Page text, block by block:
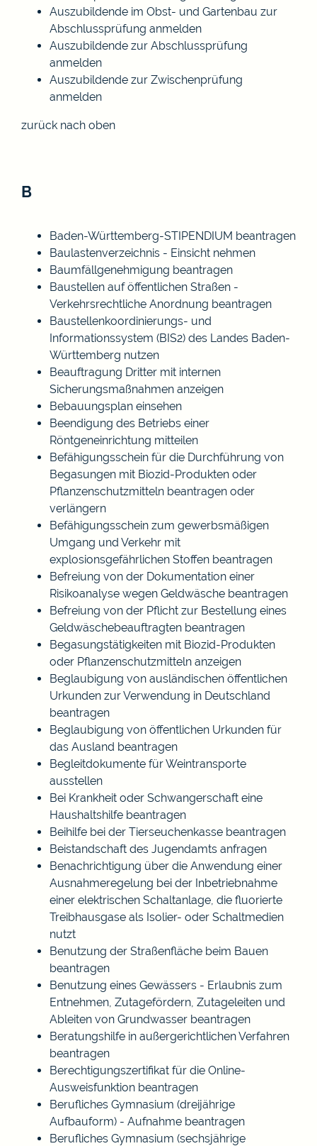
Auszubildende im Obst- und Gartenbau zur
Abschlussprüfung anmelden
Auszubildende zur Abschlussprüfung
anmelden
Auszubildende zur Zwischenprüfung
anmelden
zurück nach oben
B
Baden-Württemberg-STIPENDIUM beantragen
Baulastenverzeichnis - Einsicht nehmen
Baumfällgenehmigung beantragen
Baustellen auf öffentlichen Straßen -
Verkehrsrechtliche Anordnung beantragen
Baustellenkoordinierungs- und
Informationssystem (BIS2) des Landes Baden-
Württemberg nutzen
Beauftragung Dritter mit internen
Sicherungsmaßnahmen anzeigen
Bebauungsplan einsehen
Beendigung des Betriebs einer
Röntgeneinrichtung mitteilen
Befähigungsschein für die Durchführung von
Begasungen mit Biozid-Produkten oder
Pflanzenschutzmitteln beantragen oder
verlängern
Befähigungsschein zum gewerbsmäßigen
Umgang und Verkehr mit
explosionsgefährlichen Stoffen beantragen
Befreiung von der Dokumentation einer
Risikoanalyse wegen Geldwäsche beantragen
Befreiung von der Pflicht zur Bestellung eines
Geldwäschebeauftragten beantragen
Begasungstätigkeiten mit Biozid-Produkten
oder Pflanzenschutzmitteln anzeigen
Beglaubigung von ausländischen öffentlichen
Urkunden zur Verwendung in Deutschland
beantragen
Beglaubigung von öffentlichen Urkunden für
das Ausland beantragen
Begleitdokumente für Weintransporte
ausstellen
Bei Krankheit oder Schwangerschaft eine
Haushaltshilfe beantragen
Beihilfe bei der Tierseuchenkasse beantragen
Beistandschaft des Jugendamts anfragen
Benachrichtigung über die Anwendung einer
Ausnahmeregelung bei der Inbetriebnahme
einer elektrischen Schaltanlage, die fluorierte
Treibhausgase als Isolier- oder Schaltmedien
nutzt
Benutzung der Straßenfläche beim Bauen
beantragen
Benutzung eines Gewässers - Erlaubnis zum
Entnehmen, Zutagefördern, Zutageleiten und
Ableiten von Grundwasser beantragen
Beratungshilfe in außergerichtlichen Verfahren
beantragen
Berechtigungszertifikat für die Online-
Ausweisfunktion beantragen
Berufliches Gymnasium (dreijährige
Aufbauform) - Aufnahme beantragen
Berufliches Gymnasium (sechsjährige